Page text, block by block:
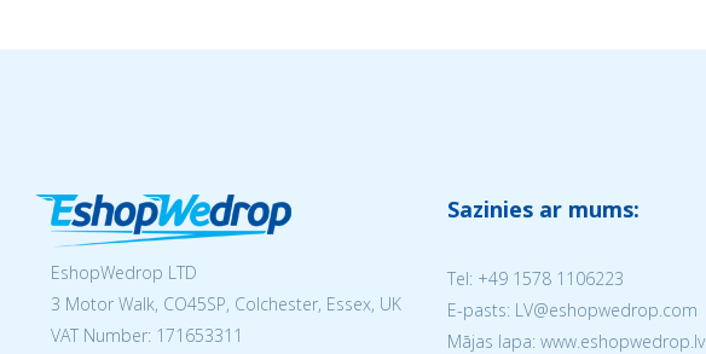
EshopWedrop LTD
3 Motor Walk, CO45SP, Colchester, Essex, UK
VAT Number: 171653311
Sazinies ar mums:
Tel: +49 1578 1106223
E-pasts: LV@eshopwedrop.com
Mājas lapa: www.eshopwedrop.lv